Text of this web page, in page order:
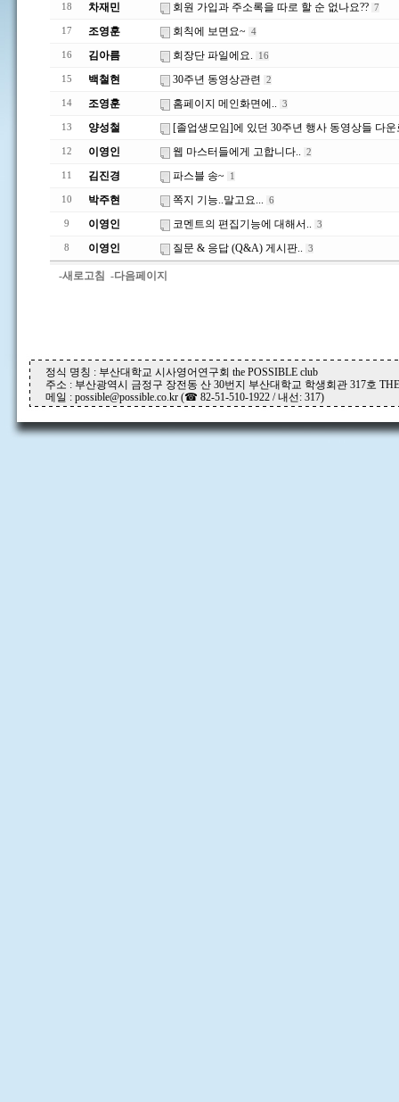
18 차재민 회원 가입과 주소록을 따로 할 순 없나요?? 7
17 조영훈 회칙에 보면요~ 4
16 김아름 회장단 파일에요. 16
15 백철현 30주년 동영상관련 2
14 조영훈 홈페이지 메인화면에.. 3
13 양성철 [졸업생모임]에 있던 30주년 행사 동영상들 다
12 이영인 웹 마스터들에게 고합니다.. 2
11 김진경 파스블 송~ 1
10 박주현 쪽지 기능..말고요... 6
9 이영인 코멘트의 편집기능에 대해서.. 3
8 이영인 질문 & 응답 (Q&A) 게시판.. 3
-새로고침 -다음페이지
정식 명칭 : 부산대학교 시사영어연구회 the POSSIBLE club
주소 : 부산광역시 금정구 장전동 산 30번지 부산대학교 학생회관 317호
메일 : possible@possible.co.kr (☎ 82-51-510-1922 / 내선: 317)